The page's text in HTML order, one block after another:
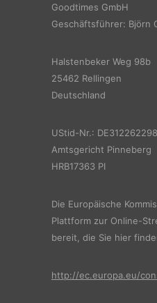
Goodtimes GmbH
Geschäftsführer: Björn
Halstenbeker Weg 98b
25462 Rellingen
Deutschland
UStid-Nr.: DE312262298
Amtsgericht Pinneberg
HRB17363 PI
Die Europäische
Plattform zur Online-
bereit, die Sie hier
http://ec.europa.eu/